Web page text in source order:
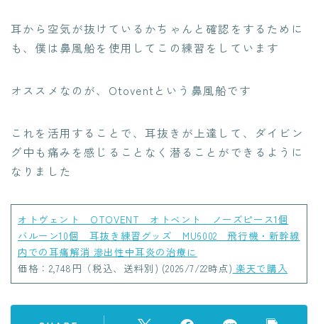
耳から空気が抜けているかちゃんと確認をするために
も、僕は鼻風船を使用してこの練習をしています
オススメなのが、Otoventという鼻風船です
これを活用することで、耳抜きが上達して、ダイビン
グ中も痛みを感じることなく潜ることができるように
なりました
オトヴェント OTOVENT オトベント ノーズピース1個
バルーン10個 耳抜き練習グッズ MU6002 飛行機・新幹線
内での耳痛解消 滲出性中耳炎の治療に
価格：2,748円（税込、送料別) (2026/7/22時点) 楽天で購入